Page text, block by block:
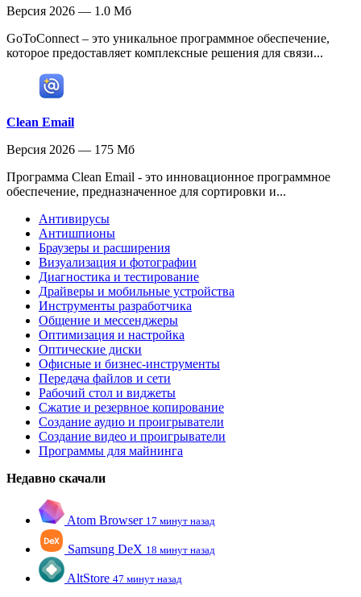
Версия 2026 — 1.0 Мб
GoToConnect – это уникальное программное обеспечение,
которое предоставляет комплексные решения для связи...
Clean Email
Версия 2026 — 175 Мб
Программа Clean Email - это инновационное программное
обеспечение, предназначенное для сортировки и...
Антивирусы
Антишпионы
Браузеры и расширения
Визуализация и фотографии
Диагностика и тестирование
Драйверы и мобильные устройства
Инструменты разработчика
Общение и мессенджеры
Оптимизация и настройка
Оптические диски
Офисные и бизнес-инструменты
Передача файлов и сети
Рабочий стол и виджеты
Сжатие и резервное копирование
Создание аудио и проигрыватели
Создание видео и проигрыватели
Программы для майнинга
Недавно скачали
Atom Browser 17 минут назад
Samsung DeX 18 минут назад
AltStore 47 минут назад